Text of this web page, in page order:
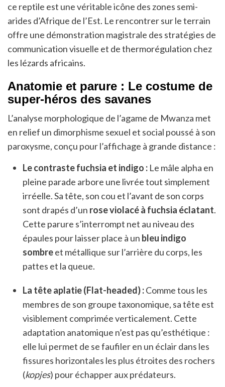
ce reptile est une véritable icône des zones semi-
arides d’Afrique de l’Est. Le rencontrer sur le terrain
offre une démonstration magistrale des stratégies de
communication visuelle et de thermorégulation chez
les lézards africains.
Anatomie et parure : Le costume de
super-héros des savanes
L’analyse morphologique de l’agame de Mwanza met
en relief un dimorphisme sexuel et social poussé à son
paroxysme, conçu pour l’affichage à grande distance :
Le contraste fuchsia et indigo : Le mâle alpha en
pleine parade arbore une livrée tout simplement
irréelle. Sa tête, son cou et l’avant de son corps
sont drapés d’un rose violacé à fuchsia éclatant.
Cette parure s’interrompt net au niveau des
épaules pour laisser place à un bleu indigo
sombreet métallique sur l’arrière du corps, les
pattes et la queue.
La tête aplatie (Flat-headed) :Comme tous les
membres de son groupe taxonomique, sa tête est
visiblement comprimée verticalement. Cette
adaptation anatomique n’est pas qu’esthétique :
elle lui permet de se faufiler en un éclair dans les
fissures horizontales les plus étroites des rochers
(kopjes) pour échapper aux prédateurs.